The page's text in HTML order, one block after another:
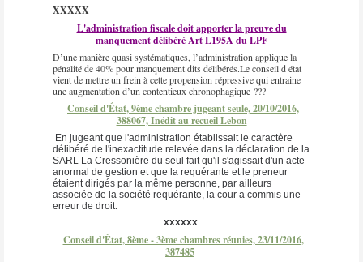
XXXXX
L'administration fiscale doit apporter la preuve du
manquement délibéré Art L195A du LPF
D’une manière quasi systématiques, l’administration applique la
pénalité de 40% pour manquement dits délibérés.Le conseil d état
vient de mettre un frein à cette propension répressive qui entraine
une augmentation d’un contentieux chronophagique ???
Conseil d'État, 9ème chambre jugeant seule, 20/10/2016,
388067, Inédit au recueil Lebon
En jugeant que l'administration établissait le caractère
délibéré de l'inexactitude relevée dans la déclaration de la
SARL La Cressonière du seul fait qu'il s'agissait d'un acte
anormal de gestion et que la requérante et le preneur
étaient dirigés par la même personne, par ailleurs
associée de la société requérante, la cour a commis une
erreur de droit.
xxxxxx
Conseil d'État, 8ème - 3ème chambres réunies, 23/11/2016,
387485